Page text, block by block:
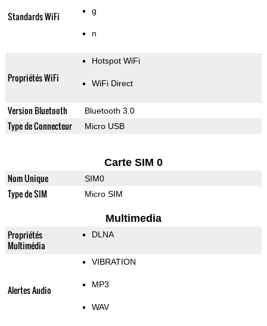
Standards WiFi g
n
Propriétés WiFi
Hotspot WiFi
WiFi Direct
Version Bluetooth Bluetooth 3.0
Type de Connecteur Micro USB
Carte SIM 0
Nom Unique SIM0
Type de SIM Micro SIM
Multimedia
Propriétés
Multimédia
DLNA
Alertes Audio
VIBRATION
MP3
WAV